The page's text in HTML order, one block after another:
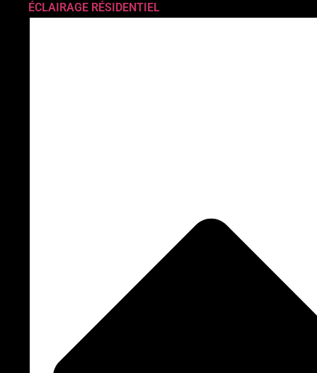
ÉCLAIRAGE RÉSIDENTIEL